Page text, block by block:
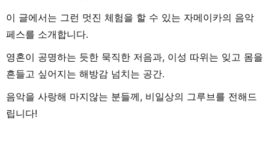
이 글에서는 그런 멋진 체험을 할 수 있는 자메이카의 음악
페스를 소개합니다.
영혼이 공명하는 듯한 묵직한 저음과, 이성 따위는 잊고 몸을
흔들고 싶어지는 해방감 넘치는 공간.
음악을 사랑해 마지않는 분들께, 비일상의 그루브를 전해드
립니다!